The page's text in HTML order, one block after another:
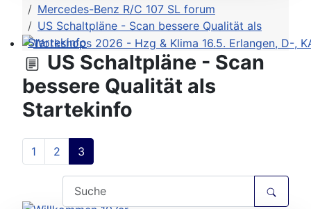
Workshops 2026 - Hzg & Klima 16.5. Erlangen, D-,
Mercedes-Benz R/C 107 SL forum
US Schaltpläne - Scan bessere Qualität als
Startekinfo
US Schaltpläne - Scan
bessere Qualität als
Startekinfo
1 2 3